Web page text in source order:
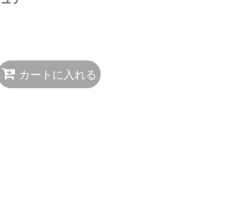
カートに入れる